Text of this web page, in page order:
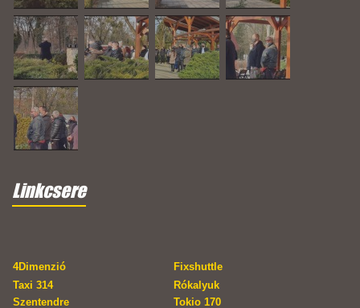
Linkcsere
4Dimenzió
Fixshuttle
Taxi 314
Szentendre
Rókalyuk
Tokio 170